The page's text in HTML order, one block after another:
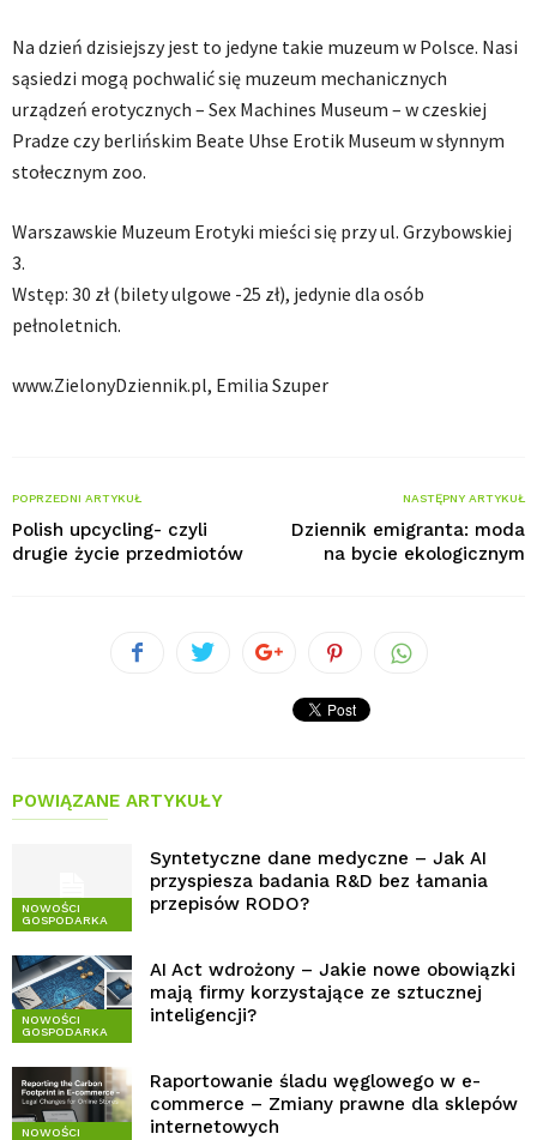
Na dzień dzisiejszy jest to jedyne takie muzeum w Polsce. Nasi
sąsiedzi mogą pochwalić się muzeum mechanicznych
urządzeń erotycznych – Sex Machines Museum – w czeskiej
Pradze czy berlińskim Beate Uhse Erotik Museum w słynnym
stołecznym zoo.
Warszawskie Muzeum Erotyki mieści się przy ul. Grzybowskiej
3.
Wstęp: 30 zł (bilety ulgowe -25 zł), jedynie dla osób
pełnoletnich.
www.ZielonyDziennik.pl, Emilia Szuper
POPRZEDNI ARTYKUŁ
Polish upcycling- czyli
drugie życie przedmiotów
NASTĘPNY ARTYKUŁ
Dziennik emigranta: moda
na bycie ekologicznym
POWIĄZANE ARTYKUŁY
NOWOŚCI
GOSPODARKA
Syntetyczne dane medyczne – Jak AI
przyspiesza badania R&D bez łamania
przepisów RODO?
NOWOŚCI
GOSPODARKA
AI Act wdrożony – Jakie nowe obowiązki
mają firmy korzystające ze sztucznej
inteligencji?
NOWOŚCI
Raportowanie śladu węglowego w e-
commerce – Zmiany prawne dla sklepów
internetowych